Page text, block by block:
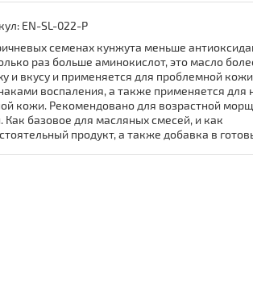
EN-SL-022-P
семенах кунжута меньше
раз больше аминокислот, это масло
и вкусу и применяется для проблемной
воспаления, а также применяется для
кожи. Рекомендовано для возрастной
Как базовое для масляных смесей, и как
продукт, а также добавка в